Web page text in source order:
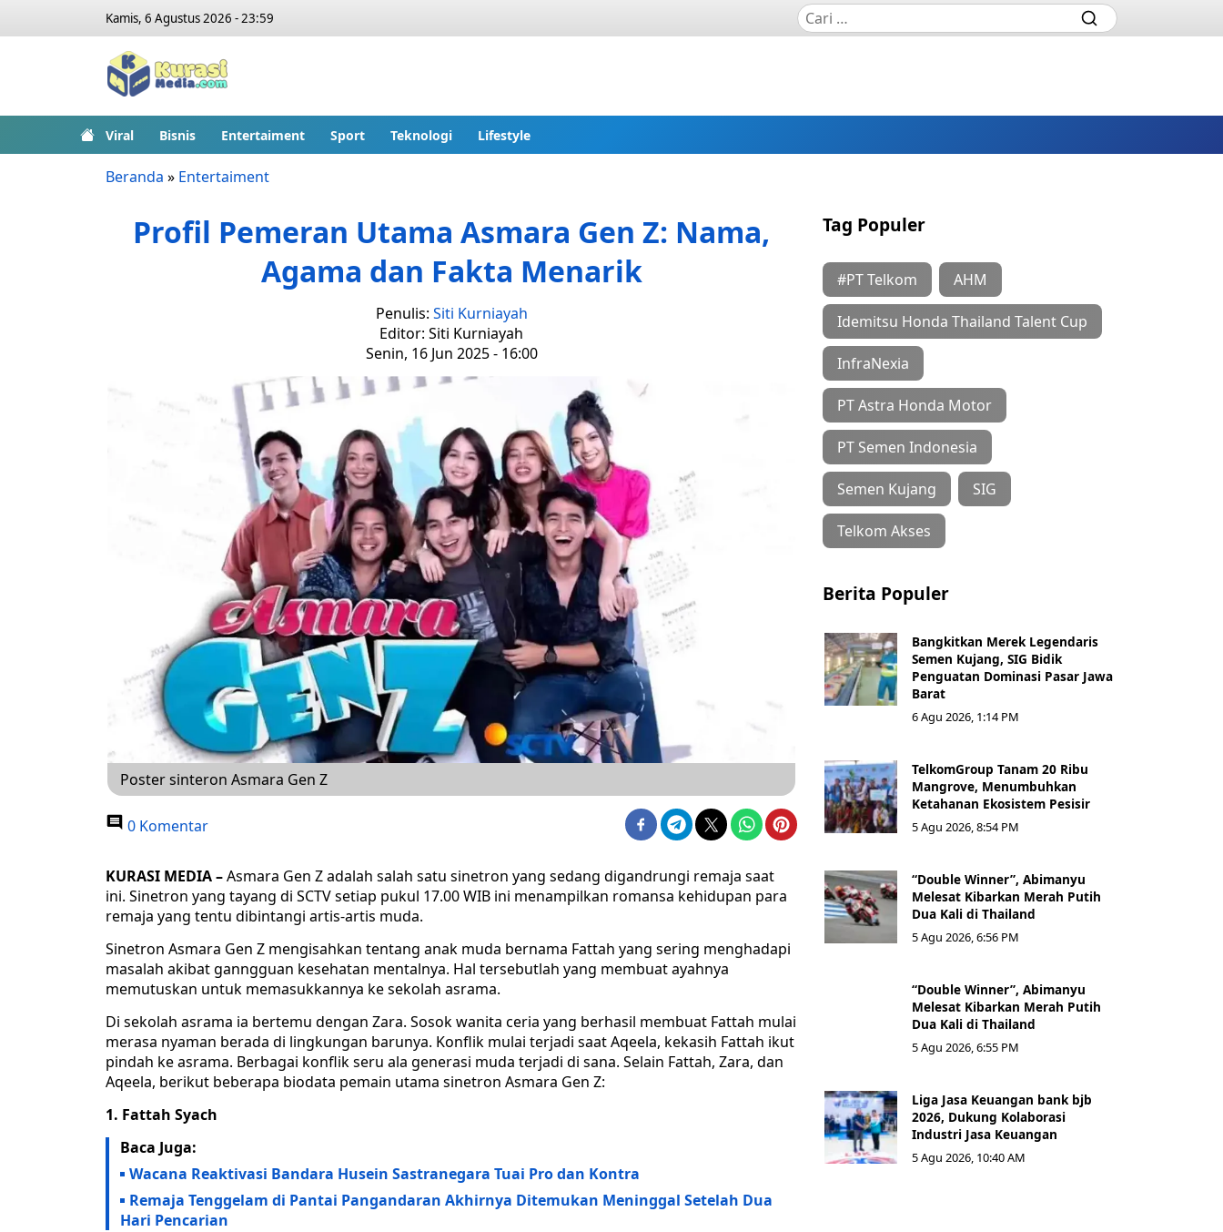
Kamis, 6 Agustus 2026 - 23:59
Viral Bisnis Entertaiment Sport Teknologi Lifestyle
Beranda » Entertaiment
Profil Pemeran Utama Asmara Gen Z: Nama,
Agama dan Fakta Menarik
Penulis: Siti Kurniayah
Editor: Siti Kurniayah
Senin, 16 Jun 2025 - 16:00
Poster sinteron Asmara Gen Z
0 Komentar
KURASI MEDIA –Asmara Gen Z adalah salah satu sinetron yang sedang digandrungi remaja saat
ini. Sinetron yang tayang di SCTV setiap pukul 17.00 WIB ini menampilkan romansa kehidupan para
remaja yang tentu dibintangi artis-artis muda.
Sinetron Asmara Gen Z mengisahkan tentang anak muda bernama Fattah yang sering menghadapi
masalah akibat ganngguan kesehatan mentalnya. Hal tersebutlah yang membuat ayahnya
memutuskan untuk memasukkannya ke sekolah asrama.
Di sekolah asrama ia bertemu dengan Zara. Sosok wanita ceria yang berhasil membuat Fattah mulai
merasa nyaman berada di lingkungan barunya. Konflik mulai terjadi saat Aqeela, kekasih Fattah ikut
pindah ke asrama. Berbagai konflik seru ala generasi muda terjadi di sana. Selain Fattah, Zara, dan
Aqeela, berikut beberapa biodata pemain utama sinetron Asmara Gen Z:
1. Fattah Syach
Baca Juga:
Wacana Reaktivasi Bandara Husein Sastranegara Tuai Pro dan Kontra
Remaja Tenggelam di Pantai Pangandaran Akhirnya Ditemukan Meninggal Setelah Dua
Hari Pencarian
Tag Populer
#PT Telkom AHM
Idemitsu Honda Thailand Talent Cup
InfraNexia
PT Astra Honda Motor
PT Semen Indonesia
Semen Kujang SIG
Telkom Akses
Berita Populer
Bangkitkan Merek Legendaris
Semen Kujang, SIG Bidik
Penguatan Dominasi Pasar Jawa
Barat
6 Agu 2026, 1:14 PM
TelkomGroup Tanam 20 Ribu
Mangrove, Menumbuhkan
Ketahanan Ekosistem Pesisir
5 Agu 2026, 8:54 PM
“Double Winner”, Abimanyu
Melesat Kibarkan Merah Putih
Dua Kali di Thailand
5 Agu 2026, 6:56 PM
“Double Winner”, Abimanyu
Melesat Kibarkan Merah Putih
Dua Kali di Thailand
5 Agu 2026, 6:55 PM
Liga Jasa Keuangan bank bjb
2026, Dukung Kolaborasi
Industri Jasa Keuangan
5 Agu 2026, 10:40 AM